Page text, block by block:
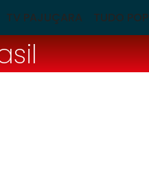
TV PAJUÇARA TUDO POP